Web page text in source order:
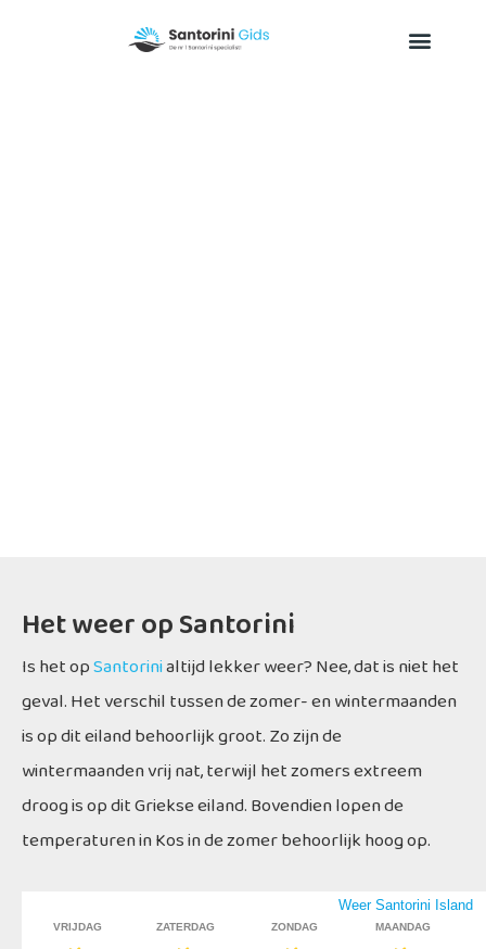
Het weer op Santorini
Is het opSantorinialtijd lekker weer? Nee, dat is niet het
geval. Het verschil tussen de zomer- en wintermaanden
is op dit eiland behoorlijk groot. Zo zijn de
wintermaanden vrij nat, terwijl het zomers extreem
droog is op dit Griekse eiland. Bovendien lopen de
temperaturen in Kos in de zomer behoorlijk hoog op.